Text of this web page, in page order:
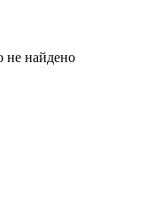
не найдено